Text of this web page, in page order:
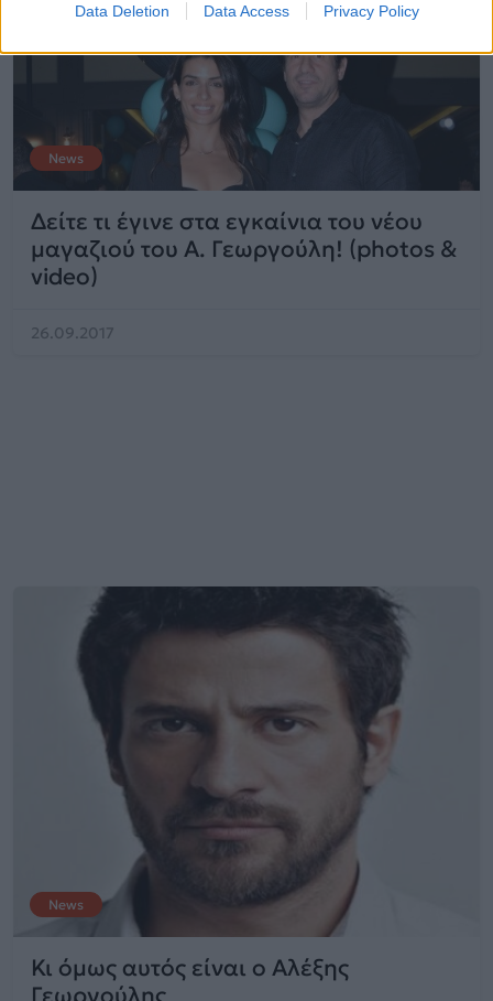
Data Deletion Data Access Privacy Policy
News
Δείτε τι έγινε στα εγκαίνια του νέου
μαγαζιού του Α. Γεωργούλη! (photos &
video)
26.09.2017
News
Κι όμως αυτός είναι ο Αλέξης